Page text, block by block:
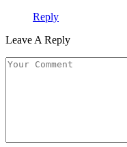
Reply
Leave A Reply